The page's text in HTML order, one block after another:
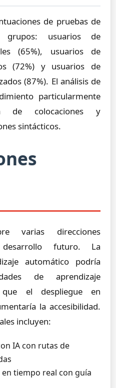
de pruebas de
usuarios de
(65%), usuarios de
(72%) y usuarios de
(87%). El análisis de
particularmente
de colocaciones y
sintácticos.
varias direcciones
futuro. La
automático podría
de aprendizaje
el despliegue en
la accesibilidad.
incluyen:
IA con rutas de
tiempo real con guía